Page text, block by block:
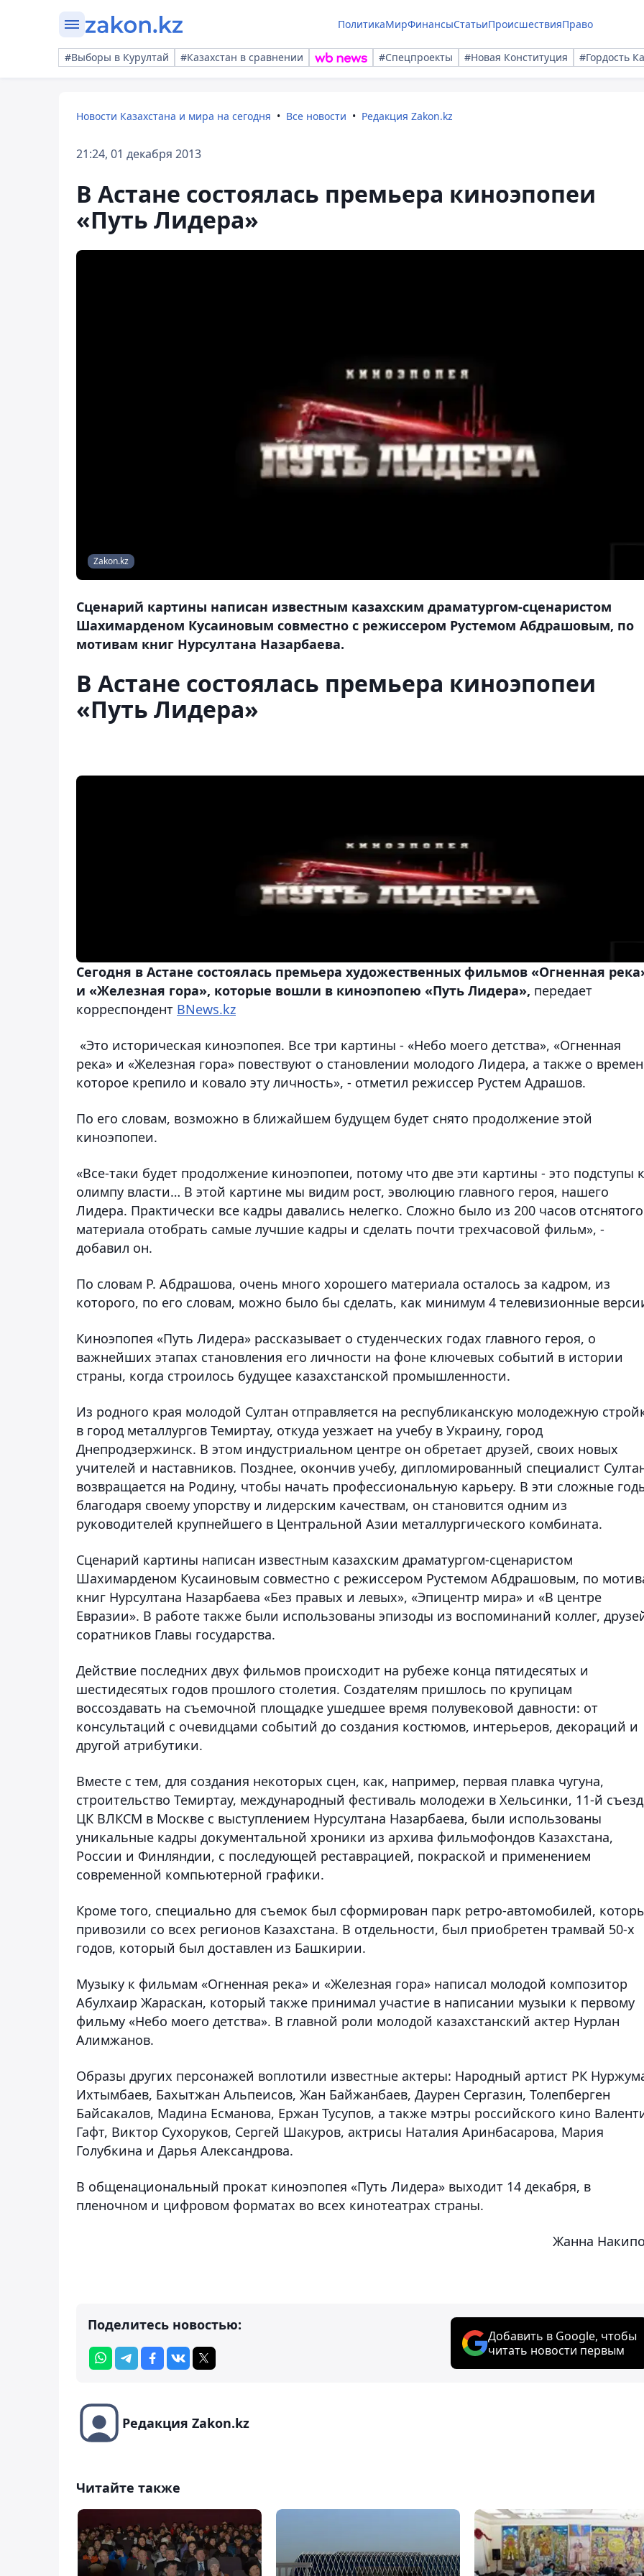
ПолитикаМирФинансыСтатьиПроисшествияПраво
#Выборы в Курултай #Казахстан в сравнении #Спецпроекты #Новая Конституция #Гордость
Новости Казахстана и мира на сегодня Все новости Редакция Zakon.kz
21:24, 01 декабря 2013
В Астане состоялась премьера киноэпопеи
«Путь Лидера»
Zakon.kz
Сценарий картины написан известным казахским драматургом-сценаристом
Шахимарденом Кусаиновым совместно с режиссером Рустемом Абдрашовым, по
мотивам книг Нурсултана Назарбаева.
В Астане состоялась премьера киноэпопеи
«Путь Лидера»
Сегодня в Астане состоялась премьера художественных фильмов «Огненная
и «Железная гора», которые вошли в киноэпопею «Путь Лидера», передает
корреспондент BNews.kz
«Это историческая киноэпопея. Все три картины - «Небо моего детства», «Огненная
река» и «Железная гора» повествуют о становлении молодого Лидера, а также о
которое крепило и ковало эту личность», - отметил режиссер Рустем Адрашов.
По его словам, возможно в ближайшем будущем будет снято продолжение этой
киноэпопеи.
«Все-таки будет продолжение киноэпопеи, потому что две эти картины - это подступы к
олимпу власти… В этой картине мы видим рост, эволюцию главного героя, нашего
Лидера. Практически все кадры давались нелегко. Сложно было из 200 часов отснятого
материала отобрать самые лучшие кадры и сделать почти трехчасовой фильм», -
добавил он.
По словам Р. Абдрашова, очень много хорошего материала осталось за кадром, из
которого, по его словам, можно было бы сделать, как минимум 4 телевизионные
Киноэпопея «Путь Лидера» рассказывает о студенческих годах главного героя, о
важнейших этапах становления его личности на фоне ключевых событий в истории
страны, когда строилось будущее казахстанской промышленности.
Из родного края молодой Султан отправляется на республиканскую молодежную
в город металлургов Темиртау, откуда уезжает на учебу в Украину, город
Днепродзержинск. В этом индустриальном центре он обретает друзей, своих новых
учителей и наставников. Позднее, окончив учебу, дипломированный специалист
возвращается на Родину, чтобы начать профессиональную карьеру. В эти сложные
благодаря своему упорству и лидерским качествам, он становится одним из
руководителей крупнейшего в Центральной Азии металлургического комбината.
Сценарий картины написан известным казахским драматургом-сценаристом
Шахимарденом Кусаиновым совместно с режиссером Рустемом Абдрашовым, по
книг Нурсултана Назарбаева «Без правых и левых», «Эпицентр мира» и «В центре
Евразии». В работе также были использованы эпизоды из воспоминаний коллег,
соратников Главы государства.
Действие последних двух фильмов происходит на рубеже конца пятидесятых и
шестидесятых годов прошлого столетия. Создателям пришлось по крупицам
воссоздавать на съемочной площадке ушедшее время полувековой давности: от
консультаций с очевидцами событий до создания костюмов, интерьеров, декораций и
другой атрибутики.
Вместе с тем, для создания некоторых сцен, как, например, первая плавка чугуна,
строительство Темиртау, международный фестиваль молодежи в Хельсинки, 11-й съезд
ЦК ВЛКСМ в Москве с выступлением Нурсултана Назарбаева, были использованы
уникальные кадры документальной хроники из архива фильмофондов Казахстана,
России и Финляндии, с последующей реставрацией, покраской и применением
современной компьютерной графики.
Кроме того, специально для съемок был сформирован парк ретро-автомобилей,
привозили со всех регионов Казахстана. В отдельности, был приобретен трамвай 50-х
годов, который был доставлен из Башкирии.
Музыку к фильмам «Огненная река» и «Железная гора» написал молодой композитор
Абулхаир Жараскан, который также принимал участие в написании музыки к первому
фильму «Небо моего детства». В главной роли молодой казахстанский актер Нурлан
Алимжанов.
Образы других персонажей воплотили известные актеры: Народный артист РК
Ихтымбаев, Бахытжан Альпеисов, Жан Байжанбаев, Даурен Сергазин, Толепберген
Байсакалов, Мадина Есманова, Ержан Тусупов, а также мэтры российского кино
Гафт, Виктор Сухоруков, Сергей Шакуров, актрисы Наталия Аринбасарова, Мария
Голубкина и Дарья Александрова.
В общенациональный прокат киноэпопея «Путь Лидера» выходит 14 декабря, в
пленочном и цифровом форматах во всех кинотеатрах страны.
Жанна
Поделитесь новостью:
Добавить в Google, чтобы
читать новости первым
Редакция Zakon.kz
Читайте также